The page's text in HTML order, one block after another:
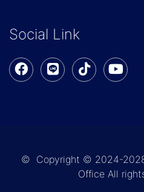
Social Link
© Copyright © 2024-
Office All